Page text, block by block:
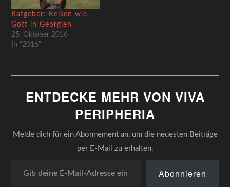
Ratgeber: Reisen wie
Gott in Georgien
25. Oktober 2016
In "2016"
ENTDECKE MEHR VON VIVA
PERIPHERIA
Melde dich für ein Abonnement an, um die neuesten Beiträge
per E-Mail zu erhalten.
Abonnieren